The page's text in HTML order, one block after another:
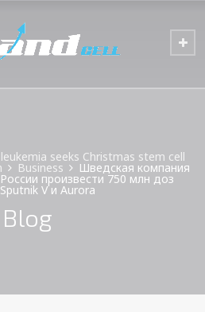
seeks Christmas stem cell
Business Шведская компания
произвести 750 млн доз
V и Aurora
Blog